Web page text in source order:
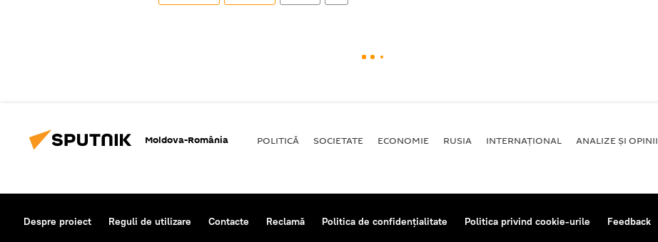
Moldova-România POLITICĂ SOCIETATE ECONOMIE RUSIA INTERNAŢIONAL ANALIZE ȘI OPINII
Despre proiect Reguli de utilizare Contacte Reclamă Politica de confidențialitate Politica privind cookie-urile Feedback